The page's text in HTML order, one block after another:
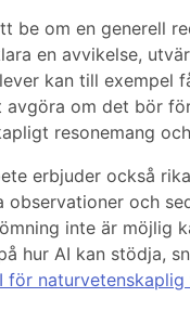
be om en generell
en avvikelse,
kan till exempel
om det bör
resonemang
erbjuder också
observationer och
inte är möjlig
hur AI kan stödja,
för